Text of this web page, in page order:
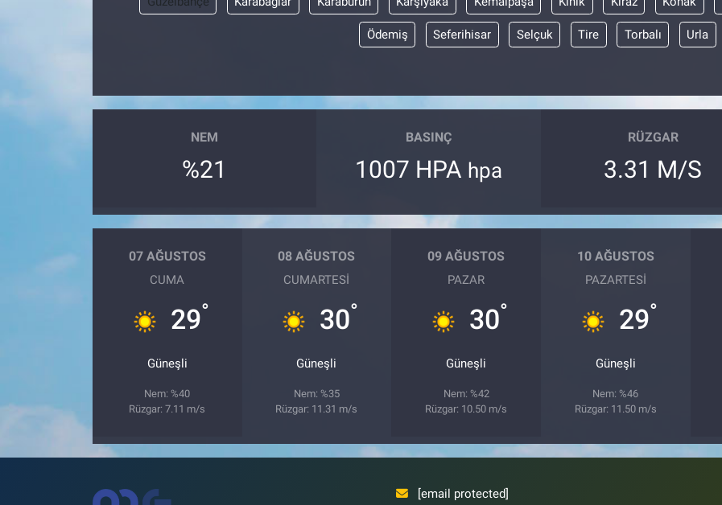
Ödemiş Seferihisar Selçuk Tire Torbalı Urla
NEM
%21
BASINÇ
1007 HPA hpa
RÜZGAR
3.31 M/S
07 AĞUSTOS
CUMA
29°
Güneşli
Nem: %40
Rüzgar: 7.11 m/s
08 AĞUSTOS
CUMARTESI
30°
Güneşli
Nem: %35
Rüzgar: 11.31 m/s
09 AĞUSTOS
PAZAR
30°
Güneşli
Nem: %42
Rüzgar: 10.50 m/s
10 AĞUSTOS
PAZARTESI
29°
Güneşli
Nem: %46
Rüzgar: 11.50 m/s
[email protected]